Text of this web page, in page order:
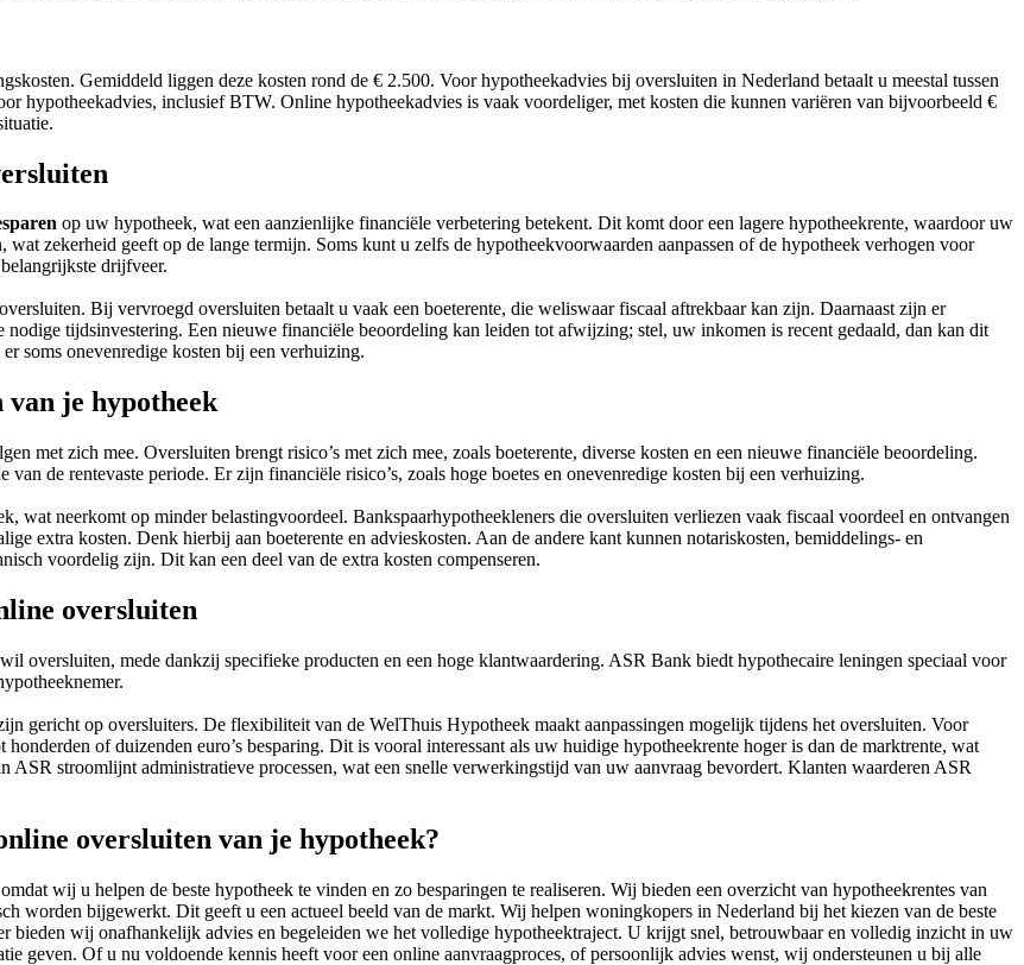
Gemiddeld liggen deze kosten rond de € 2.500. Voor hypotheekadvies bij oversluiten in Nederland betaalt u meestal tussen
hypotheekadvies, inclusief BTW. Online hypotheekadvies is vaak voordeliger, met kosten die kunnen variëren van bijvoorbeeld €
op uw hypotheek, wat een aanzienlijke financiële verbetering betekent. Dit komt door een lagere hypotheekrente, waardoor uw
zekerheid geeft op de lange termijn. Soms kunt u zelfs de hypotheekvoorwaarden aanpassen of de hypotheek verhogen voor
drijfveer.
Bij vervroegd oversluiten betaalt u vaak een boeterente, die weliswaar fiscaal aftrekbaar kan zijn. Daarnaast zijn er
tijdsinvestering. Een nieuwe financiële beoordeling kan leiden tot afwijzing; stel, uw inkomen is recent gedaald, dan kan dit
soms onevenredige kosten bij een verhuizing.
van je hypotheek
met zich mee. Oversluiten brengt risico’s met zich mee, zoals boeterente, diverse kosten en een nieuwe financiële beoordeling.
de rentevaste periode. Er zijn financiële risico’s, zoals hoge boetes en onevenredige kosten bij een verhuizing.
wat neerkomt op minder belastingvoordeel. Bankspaarhypotheekleners die oversluiten verliezen vaak fiscaal voordeel en ontvangen
extra kosten. Denk hierbij aan boeterente en advieskosten. Aan de andere kant kunnen notariskosten, bemiddelings- en
voordelig zijn. Dit kan een deel van de extra kosten compenseren.
oversluiten
oversluiten, mede dankzij specifieke producten en een hoge klantwaardering. ASR Bank biedt hypothecaire leningen speciaal voor
gericht op oversluiters. De flexibiliteit van de WelThuis Hypotheek maakt aanpassingen mogelijk tijdens het oversluiten. Voor
of duizenden euro’s besparing. Dit is vooral interessant als uw huidige hypotheekrente hoger is dan de marktrente, wat
stroomlijnt administratieve processen, wat een snelle verwerkingstijd van uw aanvraag bevordert. Klanten waarderen ASR
oversluiten van je hypotheek?
wij u helpen de beste hypotheek te vinden en zo besparingen te realiseren. Wij bieden een overzicht van hypotheekrentes van
worden bijgewerkt. Dit geeft u een actueel beeld van de markt. Wij helpen woningkopers in Nederland bij het kiezen van de beste
bieden wij onafhankelijk advies en begeleiden we het volledige hypotheektraject. U krijgt snel, betrouwbaar en volledig inzicht in uw
geven. Of u nu voldoende kennis heeft voor een online aanvraagproces, of persoonlijk advies wenst, wij ondersteunen u bij alle